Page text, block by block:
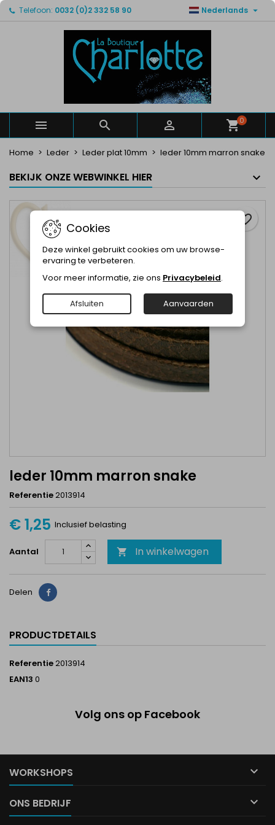
Telefoon: 0032 (0)2 332 58 90 Nederlands 
   0
Home Leder Leder plat 10mm leder 10mm marron snake
BEKIJK ONZE WEBWINKEL HIER
leder 10mm marron snake
Referentie2013914
€ 1,25 Inclusief belasting
Aantal  In winkelwagen
favorite_border
Delen Delen
PRODUCTDETAILS
Referentie2013914
EAN13 0
Volg ons op Facebook
WORKSHOPS 
ONS BEDRIJF 
Mijn verlanglijsten ×
Maak een lijst
Maak een verlanglijst ×
Verlanglijst naam
Annuleren Maak een verlanglijst
Inloggen ×
U moet ingelogd zijn om producten in uw verlanglijst
Annuleren Inloggen
Cookies
Deze winkel gebruikt cookies om uw browse-
ervaring te verbeteren.
Voor meer informatie, zie ons Privacybeleid.
Afsluiten Aanvaarden